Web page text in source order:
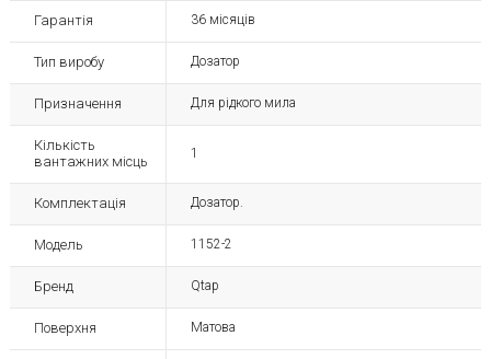
Гарантія 36 місяців
Тип виробу Дозатор
Призначення Для рідкого мила
Кількість
вантажних місць
1
Комплектація Дозатор.
Модель 1152-2
Бренд Qtap
Поверхня Матова